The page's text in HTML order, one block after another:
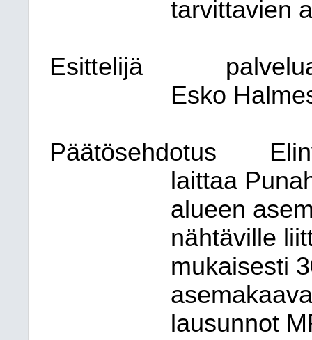
tarvittavien
Esittelijä
Esko
Päätösehdotus
laittaa
alueen
nähtäville
mukaisesti
lausunnot